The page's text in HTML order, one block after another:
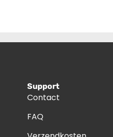
Support
Contact
FAQ